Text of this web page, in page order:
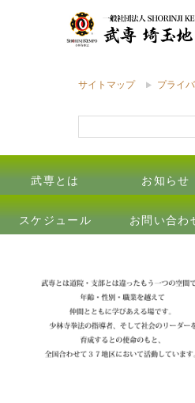
サイトマップ プライ
武専とは お知らせ
スケジュール お問い合わ